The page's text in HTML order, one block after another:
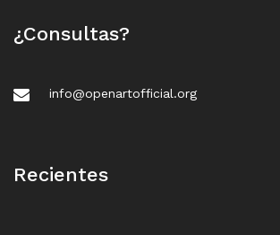
¿Consultas?
info@openartofficial.org
Recientes